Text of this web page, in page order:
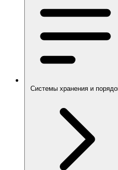
Системы хранения и